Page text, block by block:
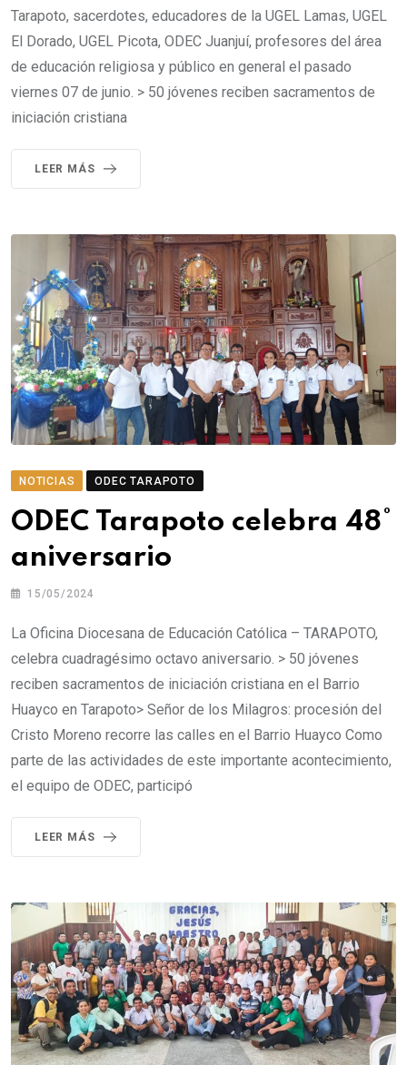
Tarapoto, sacerdotes, educadores de la UGEL Lamas, UGEL
El Dorado, UGEL Picota, ODEC Juanjuí, profesores del área
de educación religiosa y público en general el pasado
viernes 07 de junio. > 50 jóvenes reciben sacramentos de
iniciación cristiana
LEER MÁS
NOTICIAS ODEC TARAPOTO
ODEC Tarapoto celebra 48°
aniversario
15/05/2024
La Oficina Diocesana de Educación Católica – TARAPOTO,
celebra cuadragésimo octavo aniversario. > 50 jóvenes
reciben sacramentos de iniciación cristiana en el Barrio
Huayco en Tarapoto> Señor de los Milagros: procesión del
Cristo Moreno recorre las calles en el Barrio Huayco Como
parte de las actividades de este importante acontecimiento,
el equipo de ODEC, participó
LEER MÁS